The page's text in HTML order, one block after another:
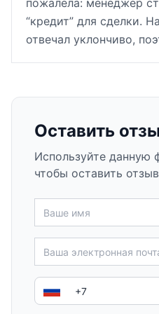
пожалела: менеджер
“кредит” для сделки.
отвечал уклончиво,
Оставить
Используйте данную
чтобы оставить